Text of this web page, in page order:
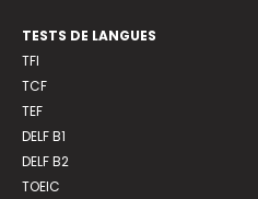
TESTS DE LANGUES
TFI
TCF
TEF
DELF B1
DELF B2
TOEIC